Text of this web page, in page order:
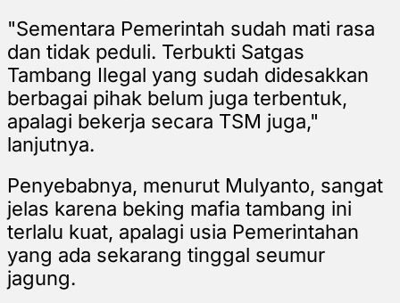
"Sementara Pemerintah sudah mati rasa
dan tidak peduli. Terbukti Satgas
Tambang Ilegal yang sudah didesakkan
berbagai pihak belum juga terbentuk,
apalagi bekerja secara TSM juga,"
lanjutnya.
Penyebabnya, menurut Mulyanto, sangat
jelas karena beking mafia tambang ini
terlalu kuat, apalagi usia Pemerintahan
yang ada sekarang tinggal seumur
jagung.